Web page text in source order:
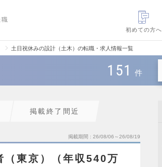
初めての方へ
土日祝休みの設計（土木）の転職・求人情報一覧
151 件
掲載終了間近
掲載期間 26/08/06～26/08/19
（東京）（年収540万